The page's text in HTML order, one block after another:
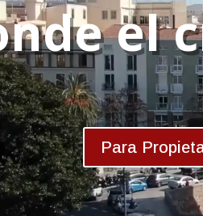
el
Para